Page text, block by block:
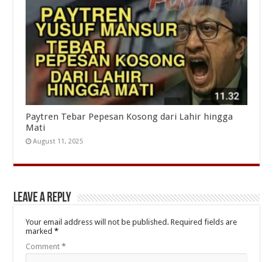
Paytren Tebar Pepesan Kosong dari Lahir hingga
Mati
August 11, 2025
Leave a Reply
Your email address will not be published. Required fields are
marked*
Comment*